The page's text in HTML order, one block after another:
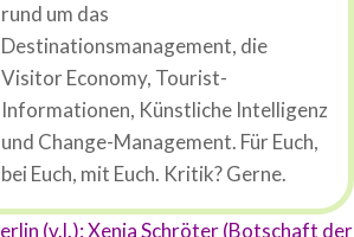
rund um das
Destinationsmanagement, die
Visitor Economy, Tourist-
Informationen, Künstliche Intelligenz
und Change-Management. Für Euch,
bei Euch, mit Euch. Kritik? Gerne.